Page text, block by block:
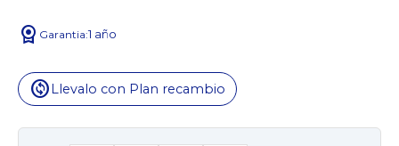
license 1 año
change_circleLlevalo con Plan recambio